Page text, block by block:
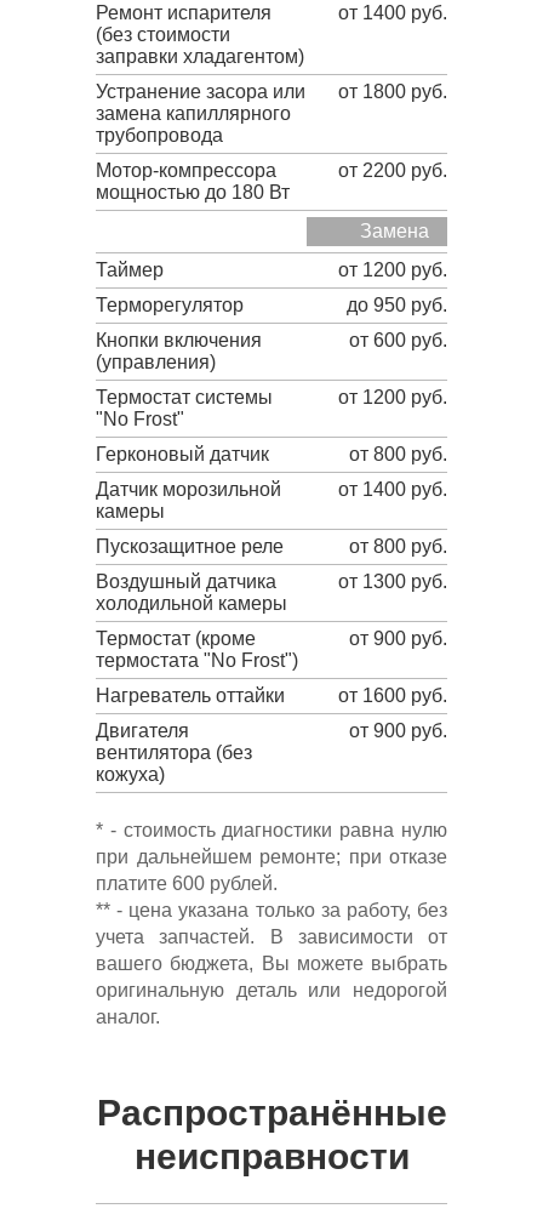
Ремонт испарителя
(без стоимости
заправки хладагентом)
от 1400 руб.
Устранение засора или
замена капиллярного
трубопровода
от 1800 руб.
Мотор-компрессора
мощностью до 180 Вт
от 2200 руб.
Замена
Таймер
от 1200 руб.
Терморегулятор
до 950 руб.
Кнопки включения
(управления)
от 600 руб.
Термостат системы
"No Frost"
от 1200 руб.
Герконовый датчик
от 800 руб.
Датчик морозильной
камеры
от 1400 руб.
Пускозащитное реле
от 800 руб.
Воздушный датчика
холодильной камеры
от 1300 руб.
Термостат (кроме
термостата "No Frost")
от 900 руб.
Нагреватель оттайки
от 1600 руб.
Двигателя
вентилятора (без
кожуха)
от 900 руб.
* - стоимость диагностики равна нулю
при дальнейшем ремонте; при отказе
платите 600 рублей.
** - цена указана только за работу, без
учета запчастей. В зависимости от
вашего бюджета, Вы можете выбрать
оригинальную деталь или недорогой
аналог.
Распространённые
неисправности